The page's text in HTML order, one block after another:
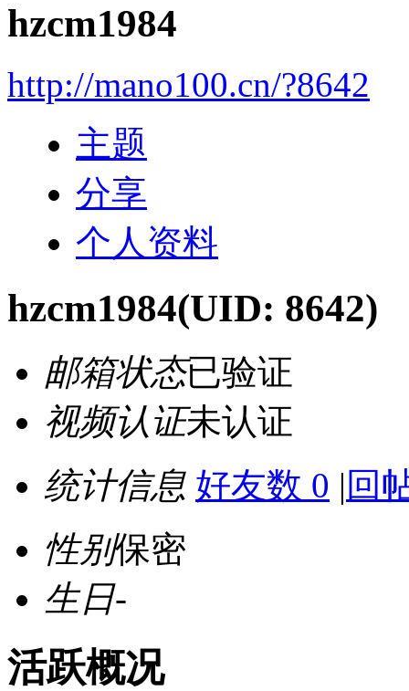
hzcm1984
http://mano100.cn/?8642
主题
分享
个人资料
hzcm1984(UID: 8642)
邮箱状态已验证
视频认证未认证
统计信息 好友数 0 | 回
性别保密
生日-
活跃概况